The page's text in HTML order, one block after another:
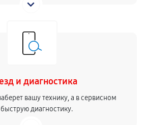
и диагностика
вашу технику, а в сервисном
диагностику.